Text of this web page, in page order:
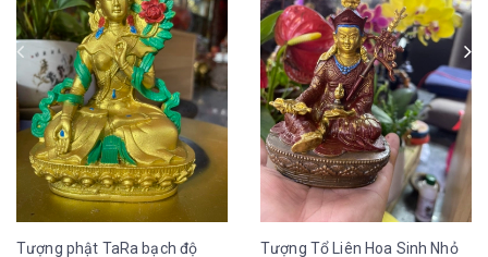
Tượng phật TaRa bạch độ
Tượng Tổ Liên Hoa Sinh Nhỏ